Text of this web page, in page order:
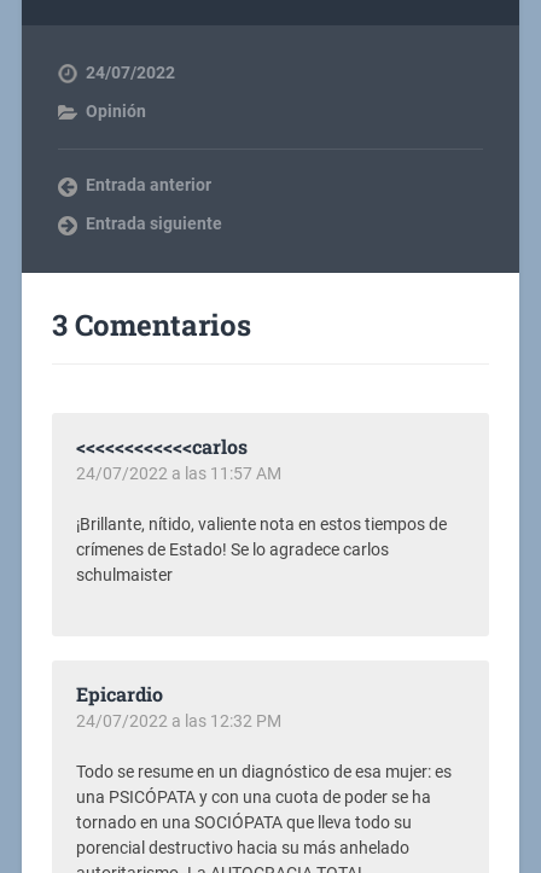
24/07/2022
Opinión
Entrada anterior
Entrada siguiente
3 Comentarios
<<<<<<<<<<<<carlos
24/07/2022 a las 11:57 AM
¡Brillante, nítido, valiente nota en estos tiempos de
crímenes de Estado! Se lo agradece carlos
schulmaister
Epicardio
24/07/2022 a las 12:32 PM
Todo se resume en un diagnóstico de esa mujer: es
una PSICÓPATA y con una cuota de poder se ha
tornado en una SOCIÓPATA que lleva todo su
porencial destructivo hacia su más anhelado